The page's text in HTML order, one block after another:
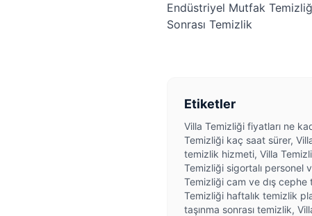
Endüstriyel Mutfak
Sonrası Temizlik
Etiketler
Villa Temizliği fiyatları ne
Temizliği kaç saat sürer,
temizlik hizmeti, Villa
Temizliği sigortalı personel
Temizliği cam ve dış
Temizliği haftalık temizlik
taşınma sonrası temizlik,